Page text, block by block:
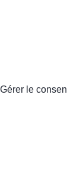
Gérer le